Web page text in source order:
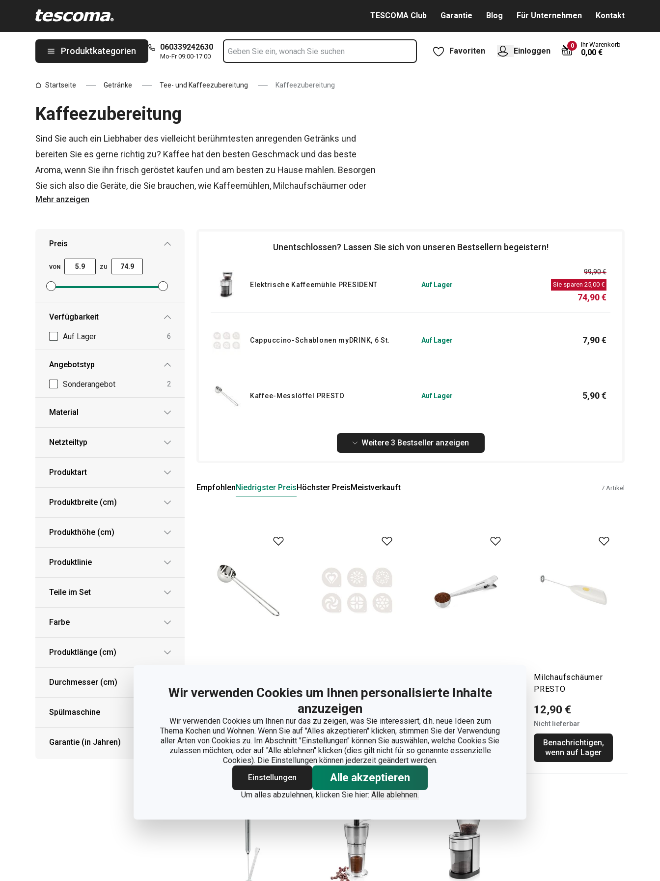
Wir verwenden Cookies um Ihnen personalisierte Inhalte
anzuzeigen
Wir verwenden Cookies um Ihnen nur das zu zeigen, was Sie interessiert, d.h. neue Ideen zum
Thema Kochen und Wohnen. Wenn Sie auf "Alles akzeptieren" klicken, stimmen Sie der Verwendung
aller Arten von Cookies zu. Im Abschnitt "Einstellungen" können Sie auswählen, welche Cookies Sie
zulassen möchten, oder auf "Alle ablehnen" klicken (dies gilt nicht für so genannte essenzielle
Cookies). Die Einstellungen können jederzeit geändert werden.
Einstellungen
Alle akzeptieren
Um alles abzulehnen, klicken Sie hier: Alle ablehnen.
TESCOMA Club Garantie Blog Für Unternehmen Kontakt
Produktkategorien 060339242630
Mo-Fr 09:00-17:00
Favoriten Einloggen
0 Ihr Warenkorb
0,00 €
Startseite Getränke Tee- und Kaffeezubereitung Kaffeezubereitung
Kaffeezubereitung
Sind Sie auch ein Liebhaber des vielleicht berühmtesten anregenden Getränks und
bereiten Sie es gerne richtig zu? Kaffee hat den besten Geschmack und das beste
Aroma, wenn Sie ihn frisch geröstet kaufen und am besten zu Hause mahlen. Besorgen
Sie sich also die Geräte, die Sie brauchen, wie Kaffeemühlen, Milchaufschäumer oder
Kaffeelöffel. Mit praktischen Hilfsmitteln geht alles besser!
Mehr anzeigen
Preis
VON ZU
Mindestpreisfilter festlegen
Höchstpreisfilter festlegen
Verfügbarkeit
Auf Lager 6
Angebotstyp
Sonderangebot 2
Material
Netzteiltyp
Produktart
Produktbreite (cm)
Produkthöhe (cm)
Produktlinie
Teile im Set
Farbe
Produktlänge (cm)
Durchmesser (cm)
Spülmaschine
Garantie (in Jahren)
Unentschlossen? Lassen Sie sich von unseren Bestsellern begeistern!
Elektrische Kaffeemühle PRESIDENT Auf Lager
99,90 €
Sie sparen 25,00 €
74,90 €
Cappuccino-Schablonen myDRINK, 6 St. Auf Lager 7,90 €
Kaffee-Messlöffel PRESTO Auf Lager 5,90 €
Weitere 3 Bestseller anzeigen
EmpfohlenNiedrigster PreisHöchster PreisMeistverkauft 7 Artikel
PRESTO
5,90 €
Auf Lager
Warenkorb
Schablonen
myDRINK, 6 St.
7,90 €
Auf Lager
Warenkorb
GrandCHEF, mit Clip
8,90 €
Auf Lager
Warenkorb
Milchaufschäumer
PRESTO
12,90 €
Nicht lieferbar
Benachrichtigen,
wenn auf Lager